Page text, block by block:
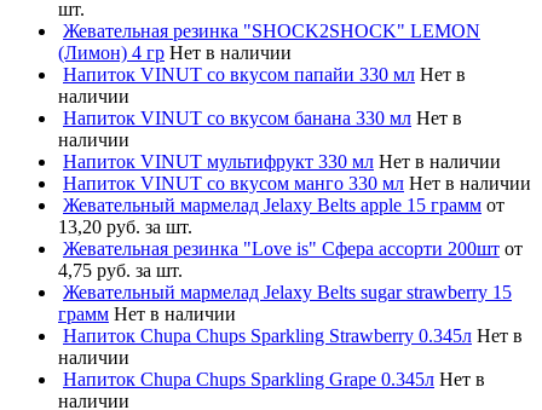
шт.
Жевательная резинка "SHOCK2SHOCK" LEMON
(Лимон) 4 гр Нет в наличии
Напиток VINUT со вкусом папайи 330 мл Нет в
наличии
Напиток VINUT со вкусом банана 330 мл Нет в
наличии
Напиток VINUT мультифрукт 330 мл Нет в наличии
Напиток VINUT со вкусом манго 330 мл Нет в наличии
Жевательный мармелад Jelaxy Belts apple 15 грамм от
13,20 руб. за шт.
Жевательная резинка "Love is" Сфера ассорти 200шт от
4,75 руб. за шт.
Жевательный мармелад Jelaxy Belts sugar strawberry 15
грамм Нет в наличии
Напиток Chupa Chups Sparkling Strawberry 0.345л Нет в
наличии
Напиток Chupa Chups Sparkling Grape 0.345л Нет в
наличии